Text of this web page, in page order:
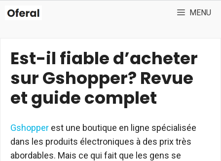
MENU
Est-il fiable d’acheter
sur Gshopper? Revue
et guide complet
Gshopper est une boutique en ligne spécialisée
dans les produits électroniques à des prix très
abordables. Mais ce qui fait que les gens se